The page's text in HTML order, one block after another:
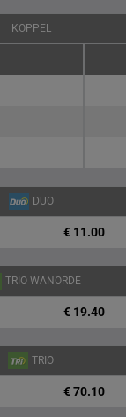
KOPPEL
DUO
€ 11.00
TRIO WANORDE
€ 19.40
TRIO
€ 70.10